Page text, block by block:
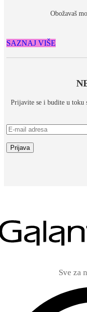
Obožavaš
SAZNAJ VIŠE
Prijavite se i budite u toku
Sve za